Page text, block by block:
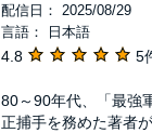
配信日： 2025/08/29
言語： 日本語
4.8 5
80～90年代、「最強
正捕手を務めた著者